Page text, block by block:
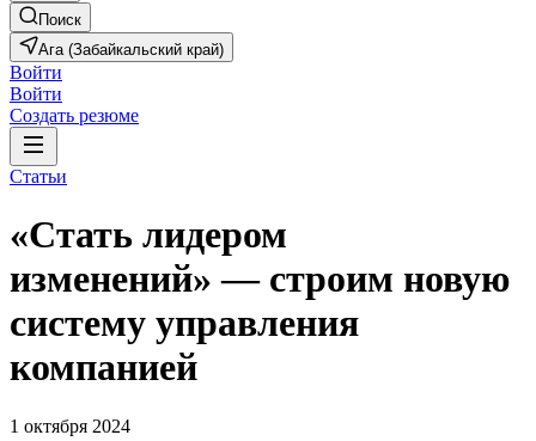
Поиск
Ага (Забайкальский край)
Войти
Войти
Создать резюме
Статьи
«Стать лидером
изменений» — строим новую
систему управления
компанией
1 октября 2024